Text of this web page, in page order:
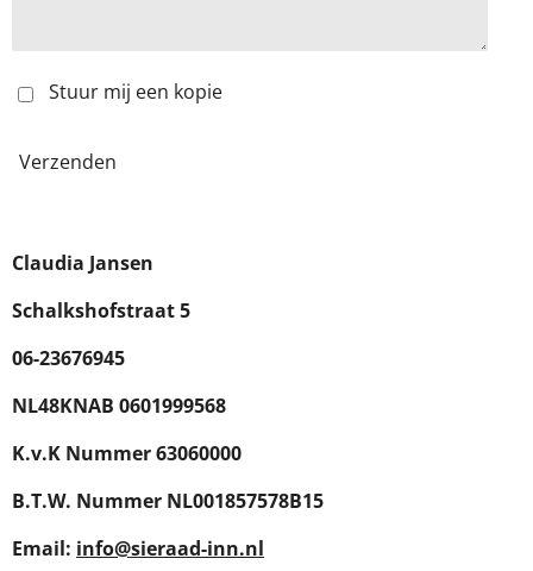
Stuur mij een kopie
Verzenden
Claudia Jansen
Schalkshofstraat 5
06-23676945
NL48KNAB 0601999568
K.v.K Nummer 63060000
B.T.W. Nummer NL001857578B15
Email: info@sieraad-inn.nl